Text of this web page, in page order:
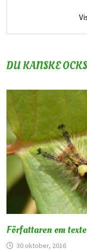
DU KANSKE
Författaren om
30 oktober, 2016